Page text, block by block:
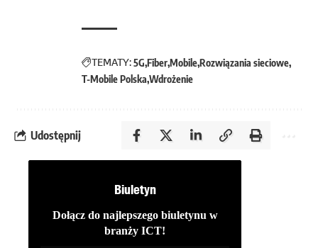
TEMATY:5G FiberMobileRozwiązania sieciowe
T-Mobile Polska Wdrożenie
Udostępnij
Biuletyn
Dołącz do najlepszego biuletynu w
branży ICT!